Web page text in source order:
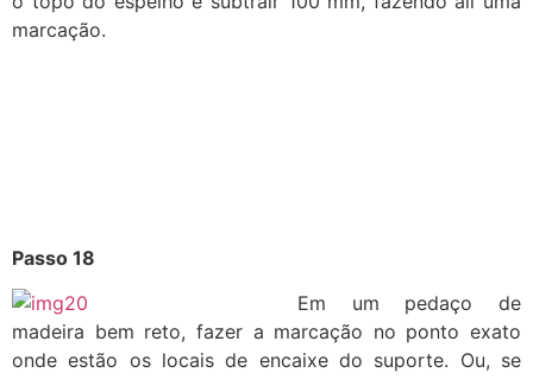
marcação.
Passo 18
Em um pedaço de
madeira bem reto, fazer a marcação no ponto exato
onde estão os locais de encaixe do suporte. Ou, se